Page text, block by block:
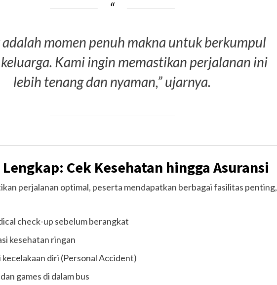
adalah momen penuh makna untuk berkumpul
Kami ingin memastikan perjalanan ini
lebih tenang dan nyaman,” ujarnya.
Cek Kesehatan hingga Asuransi
perjalanan optimal, peserta mendapatkan berbagai fasilitas penting,
check-up sebelum berangkat
kesehatan ringan
kecelakaan diri (Personal Accident)
games di dalam bus